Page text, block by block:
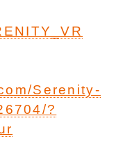
Serenity-
?